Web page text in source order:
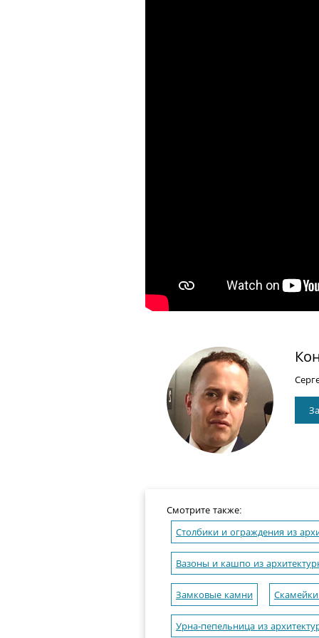
Смотрите также:
Столбики и ограждения из
Вазоны и кашпо из
Замковые камни Скамейки
Урна-пепельница из